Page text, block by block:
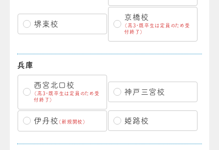
堺東校
京橋校
（高3・既卒生は定員のため受
付終了）
兵庫
西宮北口校
（高3・既卒生は定員のため受
付終了）
神戸三宮校
伊丹校 （新規開校） 姫路校